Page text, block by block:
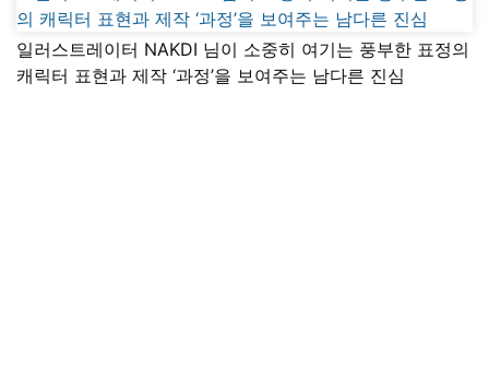
일러스트레이터 NAKDI 님이 소중히 여기는 풍부한 표정의
캐릭터 표현과 제작 ‘과정’을 보여주는 남다른 진심